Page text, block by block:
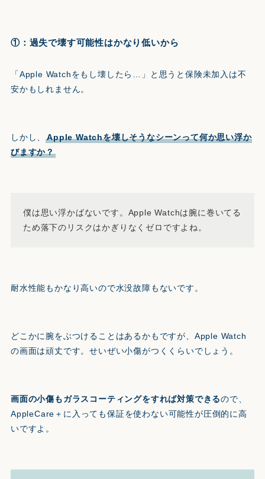
①：過失で壊す可能性はかなり低いから
「Apple Watchをもし壊したら…」と思うと保険未加入は不
安かもしれません。
しかし、Apple Watchを壊しそうなシーンって何か思い浮か
びますか？
僕は思い浮かばないです。Apple Watchは腕に巻いてる
ため落下のリスクはかぎりなくゼロですよね。
耐水性能もかなり高いので水没故障もないです。
どこかに腕をぶつけることはあるかもですが、Apple Watch
の画面は頑丈です。せいぜい小傷がつくくらいでしょう。
画面の小傷もガラスコーティングをすれば対策できるので、
AppleCare＋に入っても保証を使わない可能性が圧倒的に高
いですよ。